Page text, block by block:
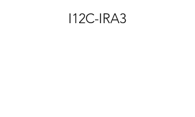
I12C-IRA3